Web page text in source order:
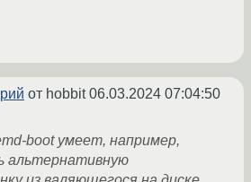
от hobbit06.03.2024 07:04:50
boot умеет, например,
альтернативную